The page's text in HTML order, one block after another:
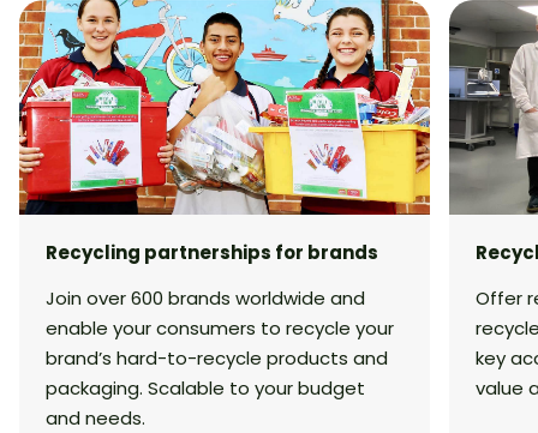
Recycling partnerships for brands
Join over 600 brands worldwide and
enable your consumers to recycle your
brand’s hard-to-recycle products and
packaging. Scalable to your budget
and needs.
Offer
key
value